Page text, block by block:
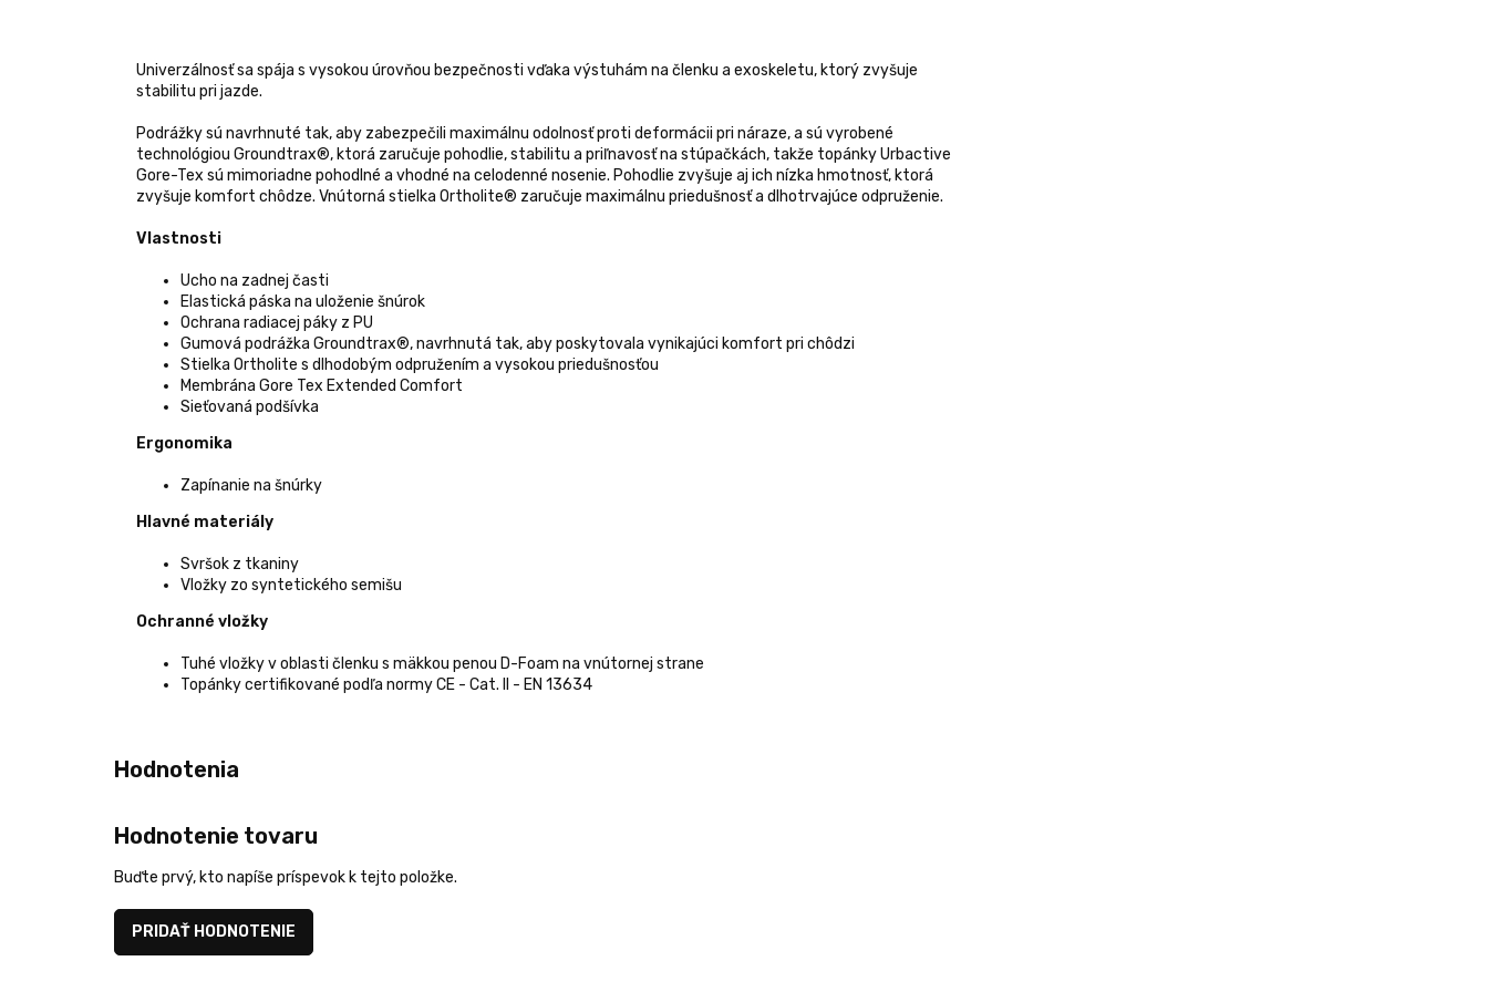
Univerzálnosť sa spája s vysokou úrovňou bezpečnosti vďaka výstuhám na členku a exoskeletu, ktorý zvyšuje
stabilitu pri jazde.
Podrážky sú navrhnuté tak, aby zabezpečili maximálnu odolnosť proti deformácii pri náraze, a sú vyrobené
technológiou Groundtrax®, ktorá zaručuje pohodlie, stabilitu a priľnavosť na stúpačkách, takže topánky Urbactive
Gore-Tex sú mimoriadne pohodlné a vhodné na celodenné nosenie. Pohodlie zvyšuje aj ich nízka hmotnosť, ktorá
zvyšuje komfort chôdze. Vnútorná stielka Ortholite® zaručuje maximálnu priedušnosť a dlhotrvajúce odpruženie.
Vlastnosti
Ucho na zadnej časti
Elastická páska na uloženie šnúrok
Ochrana radiacej páky z PU
Gumová podrážka Groundtrax®, navrhnutá tak, aby poskytovala vynikajúci komfort pri chôdzi
Stielka Ortholite s dlhodobým odpružením a vysokou priedušnosťou
Membrána Gore Tex Extended Comfort
Sieťovaná podšívka
Ergonomika
Zapínanie na šnúrky
Hlavné materiály
Svršok z tkaniny
Vložky zo syntetického semišu
Ochranné vložky
Tuhé vložky v oblasti členku s mäkkou penou D-Foam na vnútornej strane
Topánky certifikované podľa normy CE - Cat. II - EN 13634
Hodnotenie tovaru
Buďte prvý, kto napíše príspevok k tejto položke.
PRIDAŤ HODNOTENIE